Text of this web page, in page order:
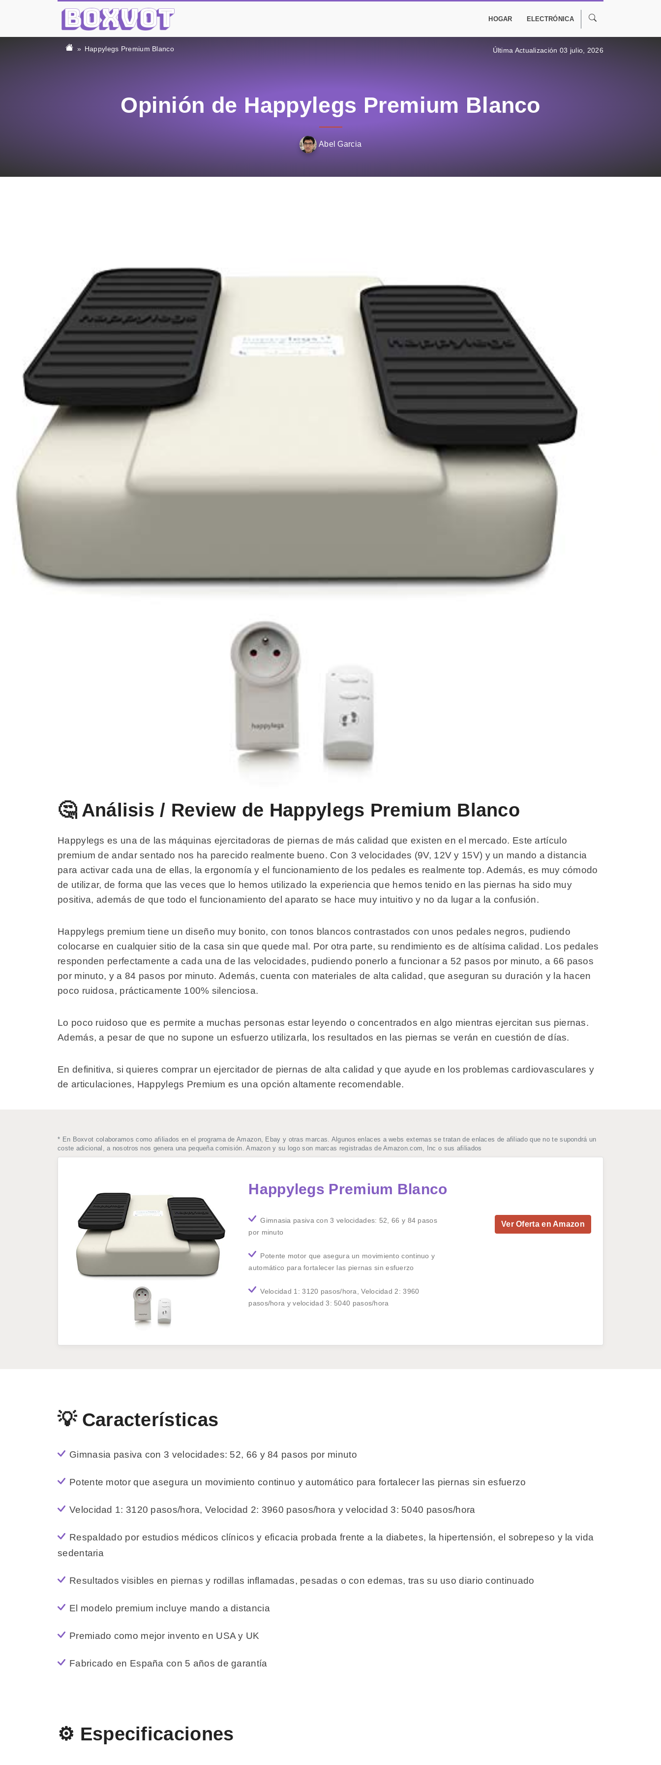
HOGAR ELECTRÓNICA
Happylegs Premium Blanco Última Actualización 03 julio, 2026
Opinión de Happylegs Premium Blanco
Abel Garcia
🤔 Análisis / Review de Happylegs Premium Blanco
Happylegs es una de las máquinas ejercitadoras de piernas de más calidad que existen en el mercado. Este artículo
premium de andar sentado nos ha parecido realmente bueno. Con 3 velocidades (9V, 12V y 15V) y un mando a distancia
para activar cada una de ellas, la ergonomía y el funcionamiento de los pedales es realmente top. Además, es muy cómodo
de utilizar, de forma que las veces que lo hemos utilizado la experiencia que hemos tenido en las piernas ha sido muy
positiva, además de que todo el funcionamiento del aparato se hace muy intuitivo y no da lugar a la confusión.
Happylegs premium tiene un diseño muy bonito, con tonos blancos contrastados con unos pedales negros, pudiendo
colocarse en cualquier sitio de la casa sin que quede mal. Por otra parte, su rendimiento es de altísima calidad. Los pedales
responden perfectamente a cada una de las velocidades, pudiendo ponerlo a funcionar a 52 pasos por minuto, a 66 pasos
por minuto, y a 84 pasos por minuto. Además, cuenta con materiales de alta calidad, que aseguran su duración y la hacen
poco ruidosa, prácticamente 100% silenciosa.
Lo poco ruidoso que es permite a muchas personas estar leyendo o concentrados en algo mientras ejercitan sus piernas.
Además, a pesar de que no supone un esfuerzo utilizarla, los resultados en las piernas se verán en cuestión de días.
En definitiva, si quieres comprar un ejercitador de piernas de alta calidad y que ayude en los problemas cardiovasculares y
de articulaciones, Happylegs Premium es una opción altamente recomendable.
* En Boxvot colaboramos como afiliados en el programa de Amazon, Ebay y otras marcas. Algunos enlaces a webs externas se tratan de enlaces de afiliado que no te supondrá un
coste adicional, a nosotros nos genera una pequeña comisión. Amazon y su logo son marcas registradas de Amazon.com, Inc o sus afiliados
Happylegs Premium Blanco
Gimnasia pasiva con 3 velocidades: 52, 66 y 84 pasos
por minuto
Potente motor que asegura un movimiento continuo y
automático para fortalecer las piernas sin esfuerzo
Velocidad 1: 3120 pasos/hora, Velocidad 2: 3960
pasos/hora y velocidad 3: 5040 pasos/hora
Ver Oferta en Amazon
💡 Características
Gimnasia pasiva con 3 velocidades: 52, 66 y 84 pasos por minuto
Potente motor que asegura un movimiento continuo y automático para fortalecer las piernas sin esfuerzo
Velocidad 1: 3120 pasos/hora, Velocidad 2: 3960 pasos/hora y velocidad 3: 5040 pasos/hora
Respaldado por estudios médicos clínicos y eficacia probada frente a la diabetes, la hipertensión, el sobrepeso y la vida
sedentaria
Resultados visibles en piernas y rodillas inflamadas, pesadas o con edemas, tras su uso diario continuado
El modelo premium incluye mando a distancia
Premiado como mejor invento en USA y UK
Fabricado en España con 5 años de garantía
⚙️ Especificaciones